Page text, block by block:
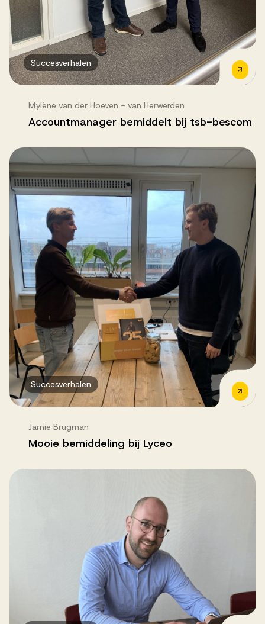
Succesverhalen
Mylène van der Hoeven - van Herwerden
Accountmanager bemiddelt bij tsb-bescom
Succesverhalen
Jamie Brugman
Mooie bemiddeling bij Lyceo